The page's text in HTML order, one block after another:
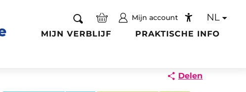
Mijn account
Accessibilité
Zoek op
NL
MIJN VERBLIJF PRAKTISCHE INFO
Delen